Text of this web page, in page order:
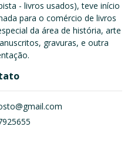
- livros usados), teve início
para o comércio de livros
da área de história, arte
gravuras, e outra